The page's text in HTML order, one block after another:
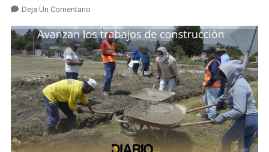
Deja Un ComentarioEn
Los
Trabajos
De
La
Construcción
Del
Cerramiento
Del
Estadio